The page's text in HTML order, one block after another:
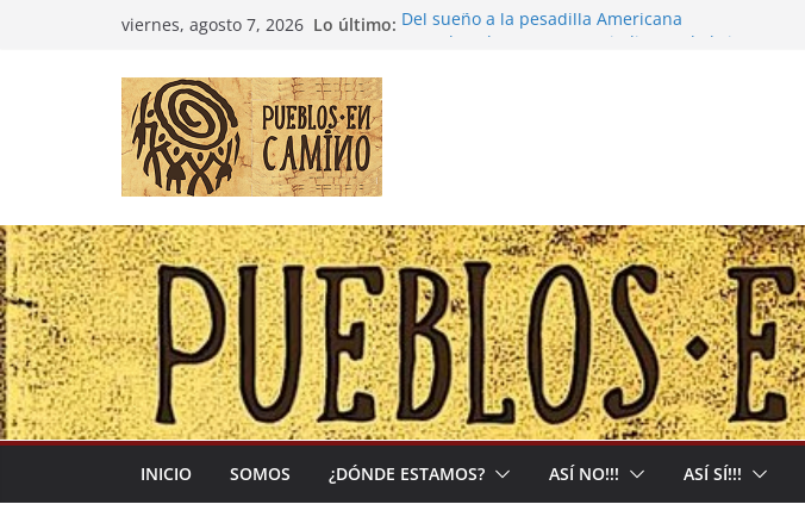
viernes, agosto 7, 2026 Lo último: Del sueño a la pesadilla Americana
INICIO SOMOS ¿DÓNDE ESTAMOS? ASÍ NO!!! ASÍ SÍ!!!